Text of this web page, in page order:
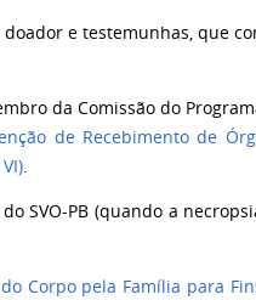
e testemunhas, que
da Comissão do
de Recebimento de
SVO-PB (quando a
Corpo pela Família para